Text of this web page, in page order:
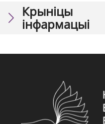
Крыніцы
інфармацыі